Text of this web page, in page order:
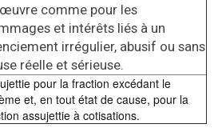
comme pour les
et intérêts liés à un
irrégulier, abusif ou sans
réelle et sérieuse.
pour la fraction excédant le
et, en tout état de cause, pour la
assujettie à cotisations.